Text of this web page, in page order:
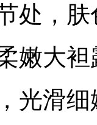
处，
嫩大袒
光滑细